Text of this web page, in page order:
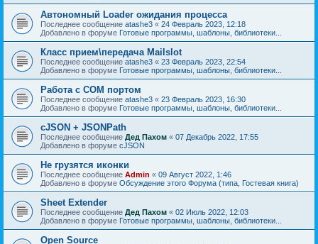
Автономный Loader ожидания процесса
Последнее сообщение atashe3 « 24 Февраль 2023, 12:18
Добавлено в форуме Готовые программы, шаблоны, библиотеки...
Класс прием\передача Mailslot
Последнее сообщение atashe3 « 23 Февраль 2023, 22:54
Добавлено в форуме Готовые программы, шаблоны, библиотеки...
Работа с COM портом
Последнее сообщение atashe3 « 23 Февраль 2023, 16:30
Добавлено в форуме Готовые программы, шаблоны, библиотеки...
cJSON + JSONPath
Последнее сообщение Дед Пахом « 07 Декабрь 2022, 17:55
Добавлено в форуме cJSON
Не грузятся иконки
Последнее сообщение Admin « 09 Август 2022, 1:46
Добавлено в форуме Обсуждение этого Форума (типа, Гостевая книга)
Sheet Extender
Последнее сообщение Дед Пахом « 02 Июль 2022, 12:03
Добавлено в форуме Готовые программы, шаблоны, библиотеки...
Open Source